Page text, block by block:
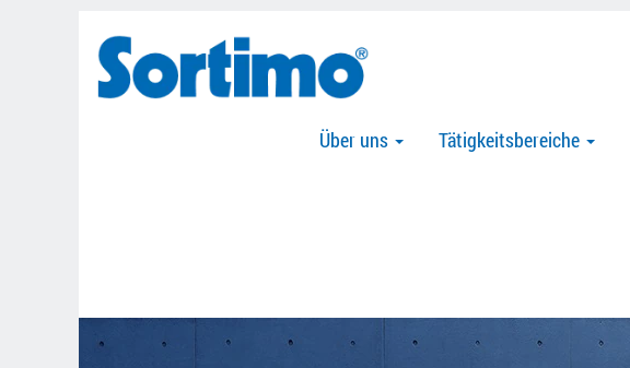
Über uns Tätigkeitsbereiche